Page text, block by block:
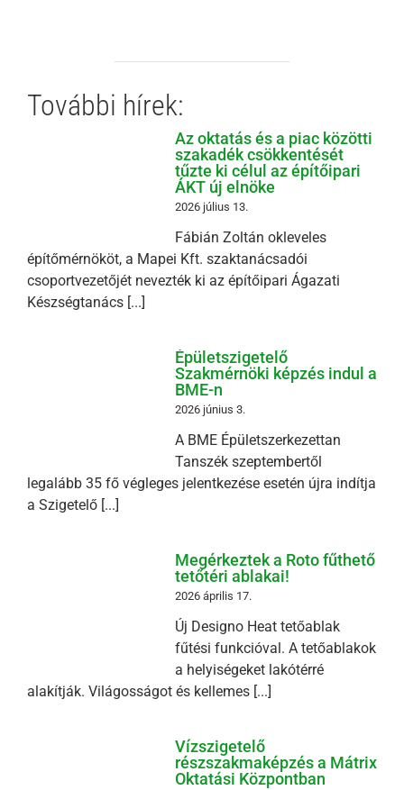
További hírek:
Az oktatás és a piac közötti
szakadék csökkentését
tűzte ki célul az építőipari
ÁKT új elnöke
2026 július 13.
Fábián Zoltán okleveles
építőmérnököt, a Mapei Kft. szaktanácsadói
csoportvezetőjét nevezték ki az építőipari Ágazati
Készségtanács [...]
Épületszigetelő
Szakmérnöki képzés indul a
BME-n
2026 június 3.
A BME Épületszerkezettan
Tanszék szeptembertől
legalább 35 fő végleges jelentkezése esetén újra indítja
a Szigetelő [...]
Megérkeztek a Roto fűthető
tetőtéri ablakai!
2026 április 17.
Új Designo Heat tetőablak
fűtési funkcióval. A tetőablakok
a helyiségeket lakótérré
alakítják. Világosságot és kellemes [...]
Vízszigetelő
részszakmaképzés a Mátrix
Oktatási Központban